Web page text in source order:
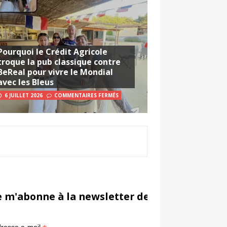
le Crédit Agricole
la pub classique contre
pour vivre le Mondial
les Bleus
6 JUILLET 2026 COMMENTAIRES FERMÉS
m'abonne à la newsletter de